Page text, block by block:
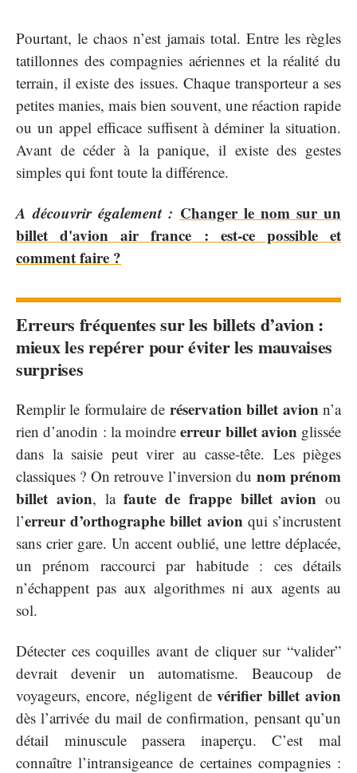
Pourtant, le chaos n’est jamais total. Entre les règles
tatillonnes des compagnies aériennes et la réalité du
terrain, il existe des issues. Chaque transporteur a ses
petites manies, mais bien souvent, une réaction rapide
ou un appel efficace suffisent à déminer la situation.
Avant de céder à la panique, il existe des gestes
simples qui font toute la différence.
A découvrir également : Changer le nom sur un
billet d'avion air france : est-ce possible et
comment faire ?
Erreurs fréquentes sur les billets d’avion :
mieux les repérer pour éviter les mauvaises
surprises
Remplir le formulaire de réservation billet avionn’a
rien d’anodin : la moindreerreur billet avionglissée
dans la saisie peut virer au casse-tête. Les pièges
classiques ? On retrouve l’inversion du nom prénom
billet avion, lafaute de frappe billet avion ou
l’erreur d’orthographe billet avionqui s’incrustent
sans crier gare. Un accent oublié, une lettre déplacée,
un prénom raccourci par habitude : ces détails
n’échappent pas aux algorithmes ni aux agents au
sol.
Détecter ces coquilles avant de cliquer sur “valider”
devrait devenir un automatisme. Beaucoup de
voyageurs, encore, négligent devérifier billet avion
dès l’arrivée du mail de confirmation, pensant qu’un
détail minuscule passera inaperçu. C’est mal
connaître l’intransigeance de certaines compagnies :